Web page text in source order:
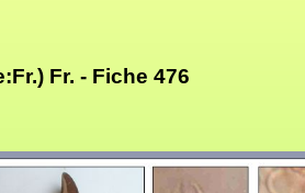
Fr. - Fiche 476